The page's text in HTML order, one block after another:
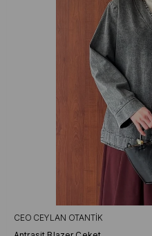
CEO CEYLAN OTANTIK